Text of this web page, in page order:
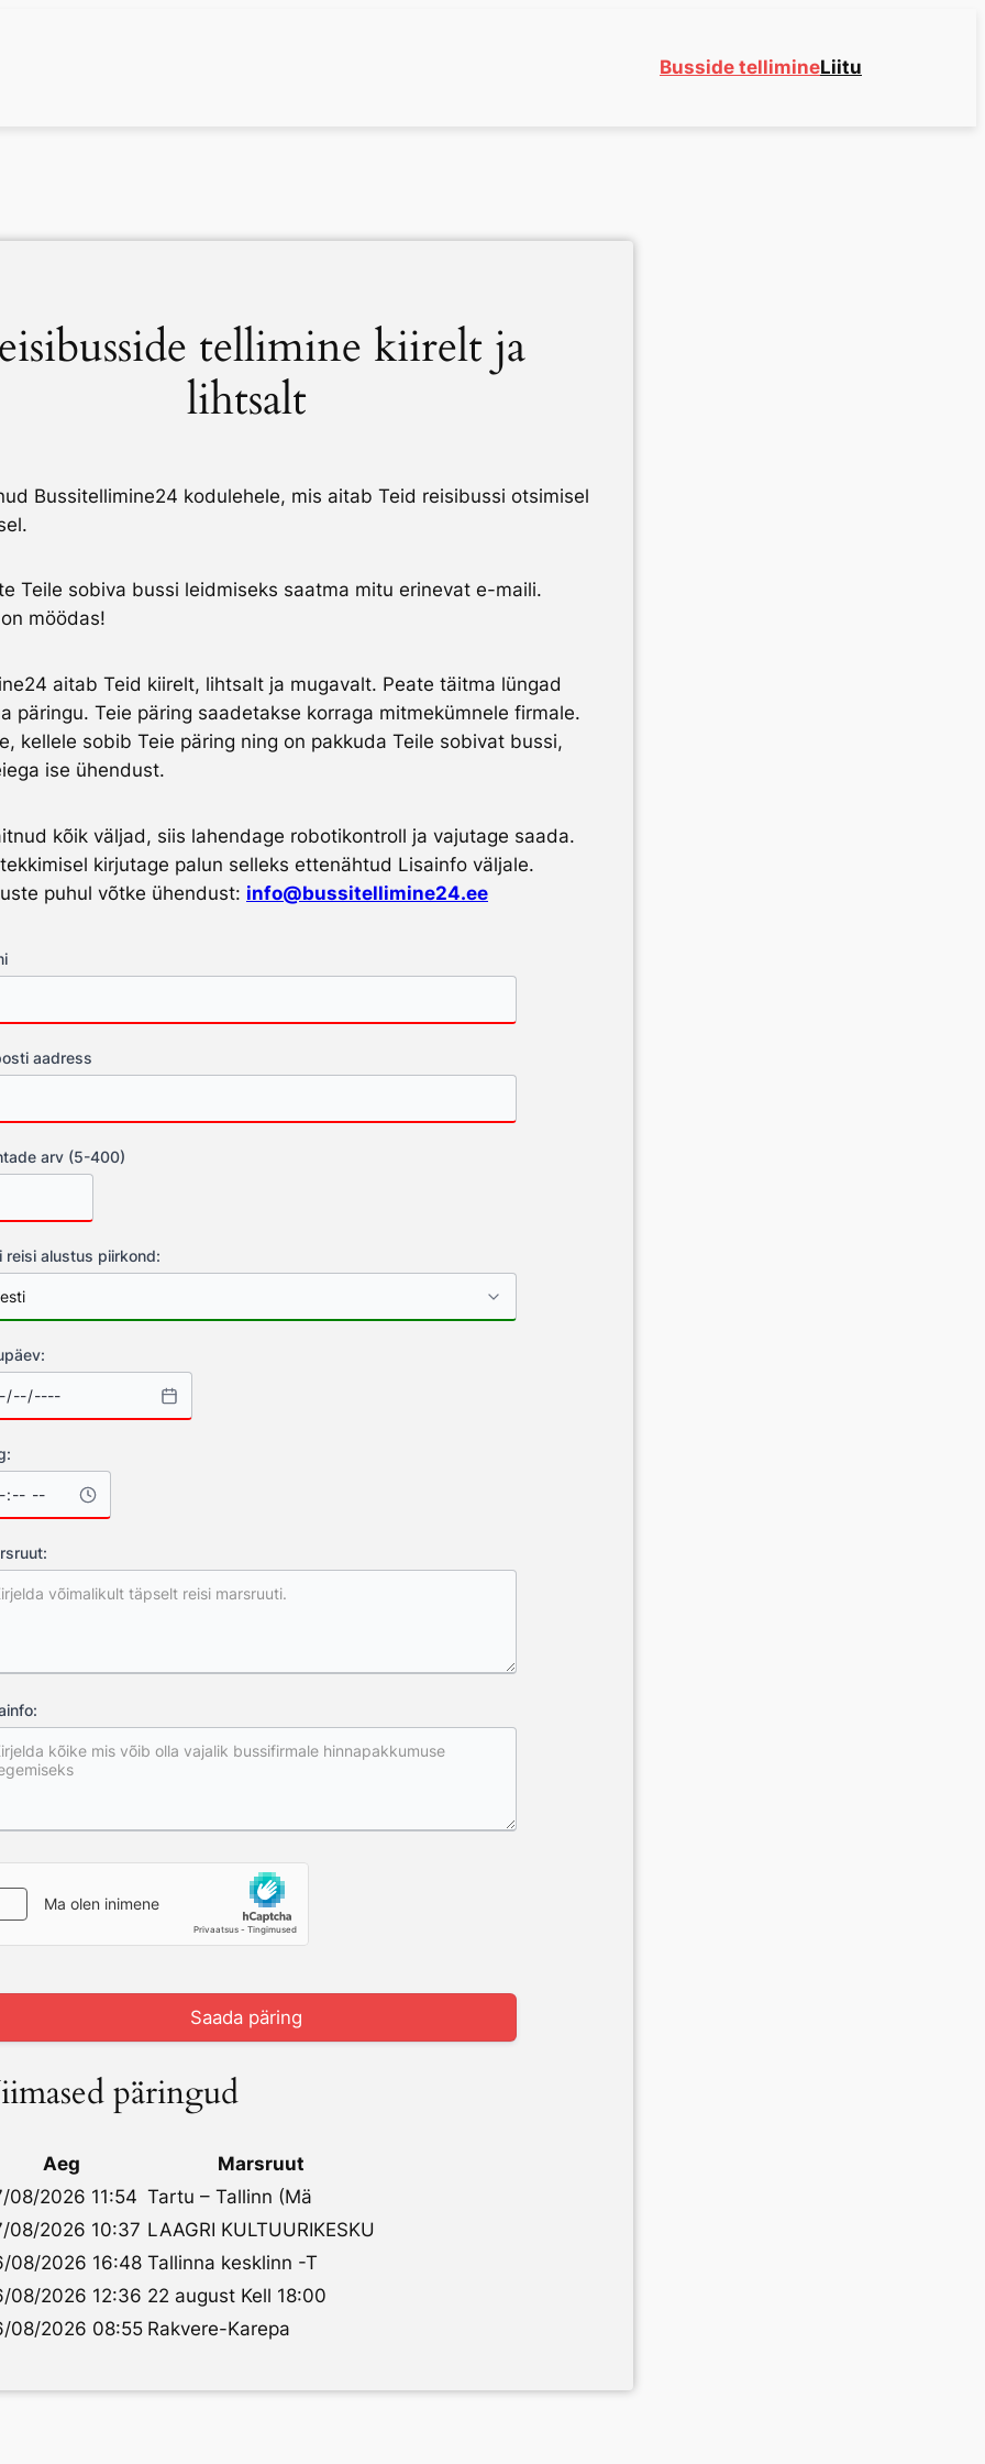
Busside tellimineLiitu
tellimine kiirelt ja
lihtsalt
Bussitellimine24 kodulehele, mis aitab Teid reisibussi otsimisel
Teile sobiva bussi leidmiseks saatma mitu erinevat e-maili.
möödas!
aitab Teid kiirelt, lihtsalt ja mugavalt. Peate täitma lüngad
päringu. Teie päring saadetakse korraga mitmekümnele firmale.
kellele sobib Teie päring ning on pakkuda Teile sobivat bussi,
ise ühendust.
kõik väljad, siis lahendage robotikontroll ja vajutage saada.
kirjutage palun selleks ettenähtud Lisainfo väljale.
puhul võtke ühendust: info@bussitellimine24.ee
aadress
arv (5-400)
reisi alustus piirkond:
päringud
Aeg
Marsruut
08/2026 11:54 Tartu – Tallinn (Mä
08/2026 10:37 LAAGRI KULTUURIKESKU
08/2026 16:48 Tallinna kesklinn -T
08/2026 12:36 22 august Kell 18:00
08/2026 08:55 Rakvere-Karepa